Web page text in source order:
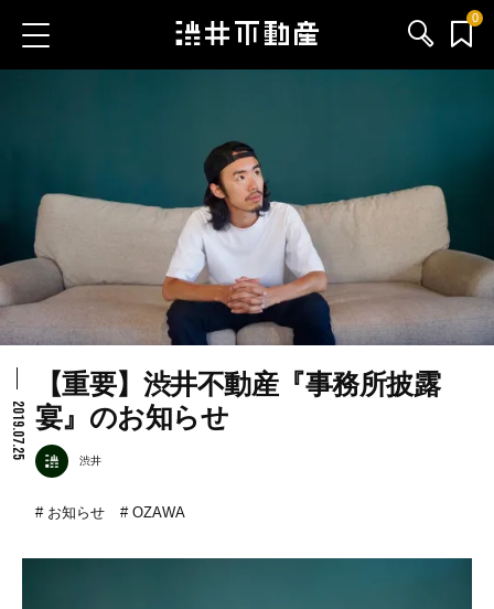
0
サービス内容
渋井不動産のメンバー
会社情報
2019.07.25
【重要】渋井不動産『事務所披露
宴』のお知らせ
渋井
お知らせ OZAWA